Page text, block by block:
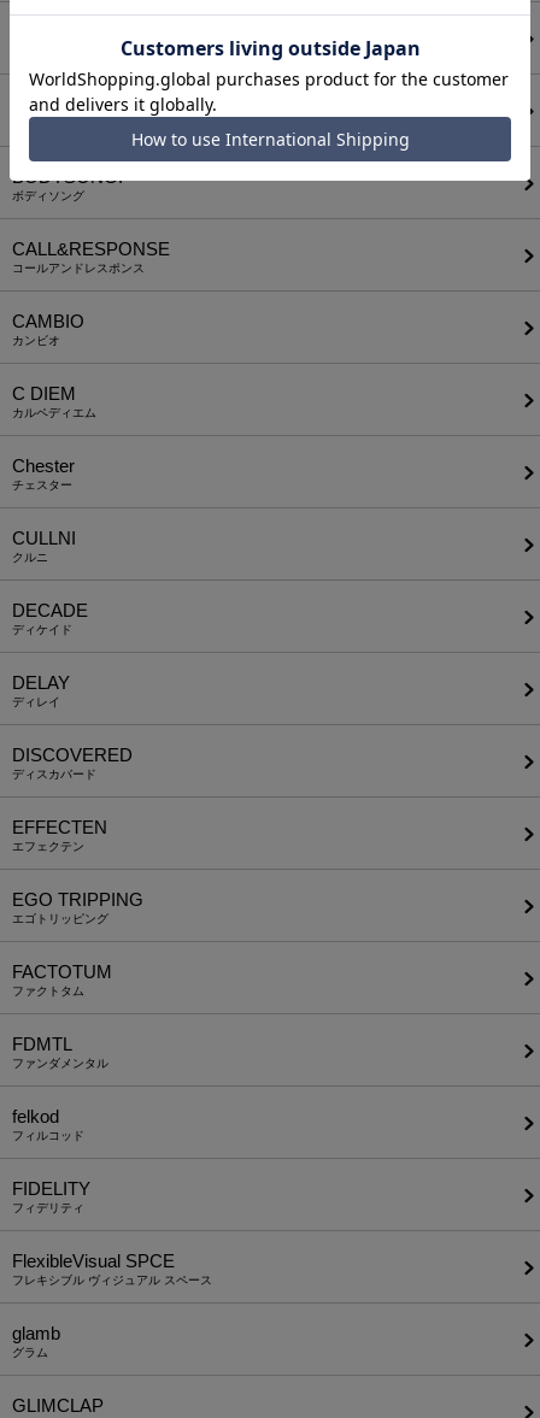
AUI NITE
アウィナイト
BODYSONG.
ボディソング
CALL&RESPONSE
コールアンドレスポンス
CAMBIO
カンビオ
C DIEM
カルペディエム
Chester
チェスター
CULLNI
クルニ
DECADE
ディケイド
DELAY
ディレイ
DISCOVERED
ディスカバード
EFFECTEN
エフェクテン
EGO TRIPPING
エゴトリッピング
FACTOTUM
ファクトタム
FDMTL
ファンダメンタル
felkod
フィルコッド
FIDELITY
フィデリティ
FlexibleVisual SPCE
フレキシブル ヴィジュアル スペース
glamb
グラム
GLIMCLAP